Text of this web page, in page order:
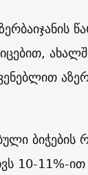
10-11%-ით